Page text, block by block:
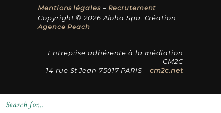
Mentions légales– Recrutement
Copyright © 2026 Aloha Spa. Création
Agence Peach
Entreprise adhérente à la médiation
CM2C
14 rue St Jean 75017 PARIS – cm2c.net